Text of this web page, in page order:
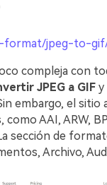
format/jpeg-to-
compleja con
JPEG a GIFy
embargo, el sitio
AAI, ARW,
sección de
Archivo,